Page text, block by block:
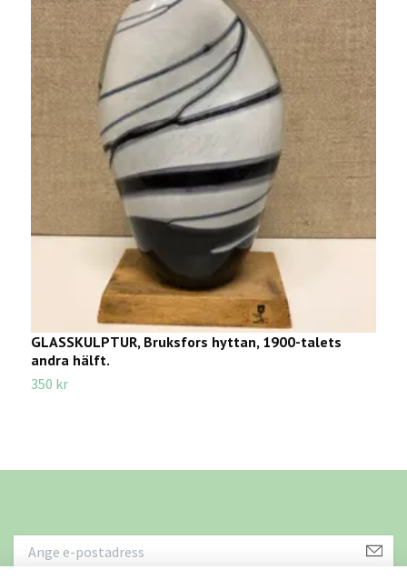
GLASSKULPTUR, Bruksfors hyttan, 1900-talets
andra hälft.
350 kr